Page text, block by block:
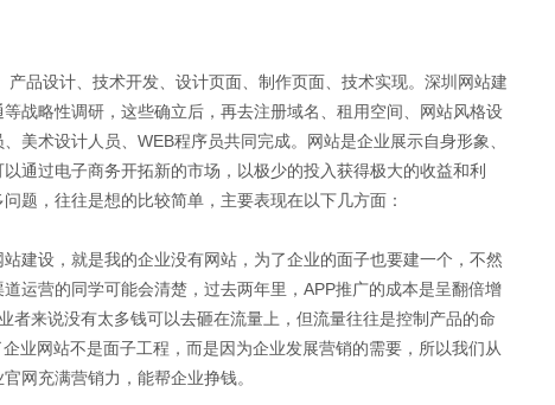
品设计、技术开发、设计页面、制作页面、技术实现。 深圳网站建
战略性调研，这些确立后，再去注册域名、租用空间、网站风格设
美术设计人员、WEB程序员共同完成。网站是企业展示自身形象、
通过电子商务开拓新的市场，以极少的投入获得极大的收益和利
题，往往是想的比较简单，主要表现在以下几方面：
建设，就是我的企业没有网站，为了企业的面子也要建一个，不然
道运营的同学可能会清楚，过去两年里，APP推广的成本是呈翻倍增
者来说没有太多钱可以去砸在流量上，但流量往往是控制产品的命
业网站不是面子工程，而是因为企业发展营销的需要，所以我们从
网充满营销力，能帮企业挣钱。